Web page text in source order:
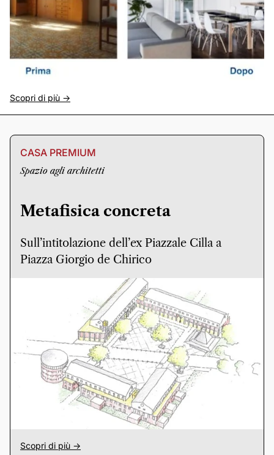
Scopri di più ->
CASA PREMIUM
Spazio agli architetti
Metafisica concreta
Sull’intitolazione dell’ex Piazzale Cilla a
Piazza Giorgio de Chirico
Scopri di più ->